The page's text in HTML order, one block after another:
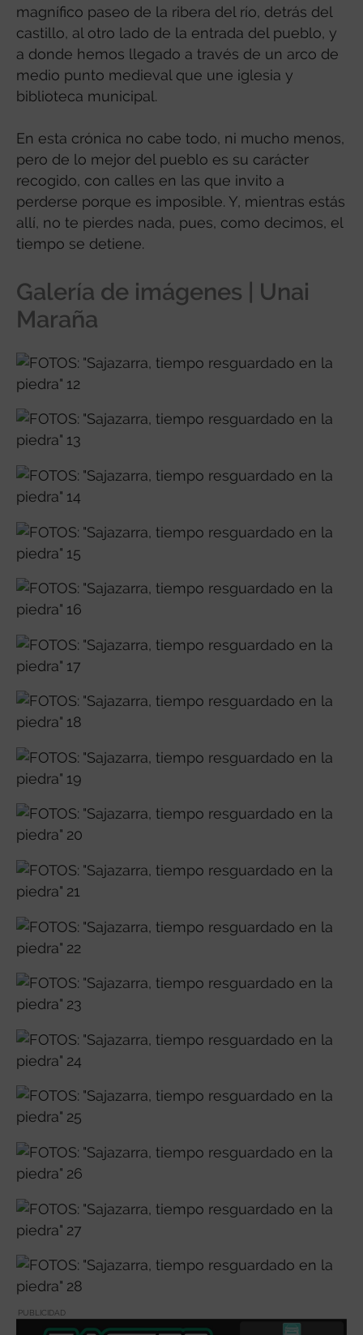
magnífico paseo de la ribera del río, detrás del
castillo, al otro lado de la entrada del pueblo, y
a donde hemos llegado a través de un arco de
medio punto medieval que une iglesia y
biblioteca municipal.
En esta crónica no cabe todo, ni mucho menos,
pero de lo mejor del pueblo es su carácter
recogido, con calles en las que invito a
perderse porque es imposible. Y, mientras estás
allí, no te pierdes nada, pues, como decimos, el
tiempo se detiene.
Galería de imágenes | Unai
Maraña
PUBLICIDAD